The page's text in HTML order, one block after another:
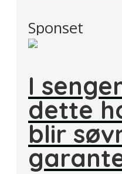
Sponset
I
dette
blir